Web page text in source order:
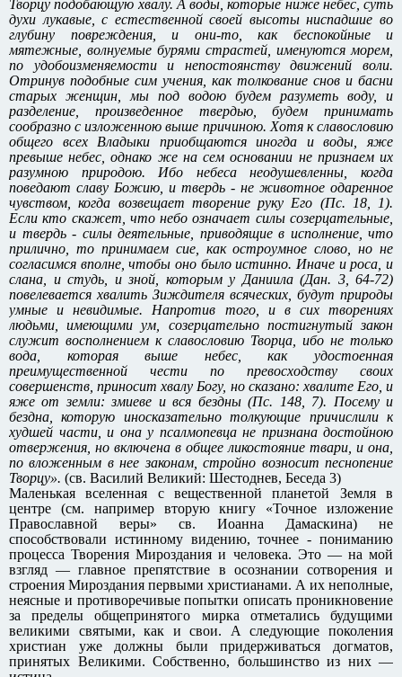
Творцу подобающую хвалу. А воды, которые ниже небес, суть
духи лукавые, с естественной своей высоты ниспадшие во
глубину повреждения, и они-то, как беспокойные и
мятежные, волнуемые бурями страстей, именуются морем,
по удобоизменяемости и непостоянству движений воли.
Отринув подобные сим учения, как толкование снов и басни
старых женщин, мы под водою будем разуметь воду, и
разделение, произведенное твердью, будем принимать
сообразно с изложенною выше причиною. Хотя к славословию
общего всех Владыки приобщаются иногда и воды, яже
превыше небес, однако же на сем основании не признаем их
разумною природою. Ибо небеса неодушевленны, когда
поведают славу Божию, и твердь - не животное одаренное
чувством, когда возвещает творение руку Его (Пс. 18, 1).
Если кто скажет, что небо означает силы созерцательные,
и твердь - силы деятельные, приводящие в исполнение, что
прилично, то принимаем cиe, как остроумное слово, но не
согласимся вполне, чтобы оно было истинно. Иначе и роса, и
слана, и студь, и зной, которым у Даниила (Дан. 3, 64-72)
повелевается хвалить Зиждителя всяческих, будут природы
умные и невидимые. Напротив того, и в сих творениях
людьми, имеющими ум, созерцательно постигнутый закон
служит восполнением к славословию Творца, ибо не только
вода, которая выше небес, как удостоенная
преимущественной чести по превосходству своих
совершенств, приносит хвалу Богу, но сказано: хвалите Его, и
яже от земли: змиеве и вся бездны (Пс. 148, 7). Посему и
бездна, которую иносказательно толкующие причислили к
худшей части, и она у псалмопевца не признана достойною
отвержения, но включена в общее ликостояние твари, и она,
по вложенным в нее законам, стройно возносит песнопение
Творцу». (св. Василий Великий: Шестоднев, Беседа 3)
Маленькая вселенная с вещественной планетой Земля в
центре (см. например вторую книгу «Точное изложение
Православной веры» св. Иоанна Дамаскина) не
способствовали истинному видению, точнее - пониманию
процесса Творения Мироздания и человека. Это — на мой
взгляд — главное препятствие в осознании сотворения и
строения Мироздания первыми христианами. А их неполные,
неясные и противоречивые попытки описать проникновение
за пределы общепринятого мирка отметались будущими
великими святыми, как и свои. А следующие поколения
христиан уже должны были придерживаться догматов,
принятых Великими. Собственно, большинство из них —